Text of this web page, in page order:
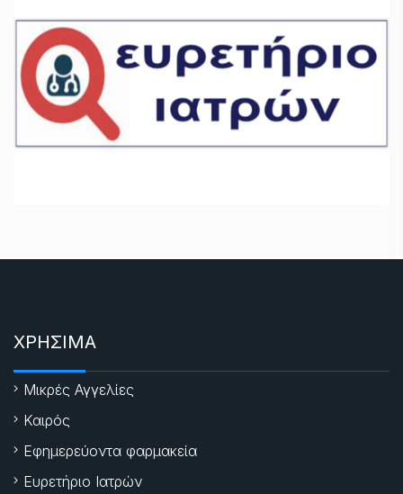
ΧΡΗΣΙΜΑ
Μικρές Αγγελίες
Καιρός
Εφημερεύοντα φαρμακεία
Ευρετήριο Ιατρών